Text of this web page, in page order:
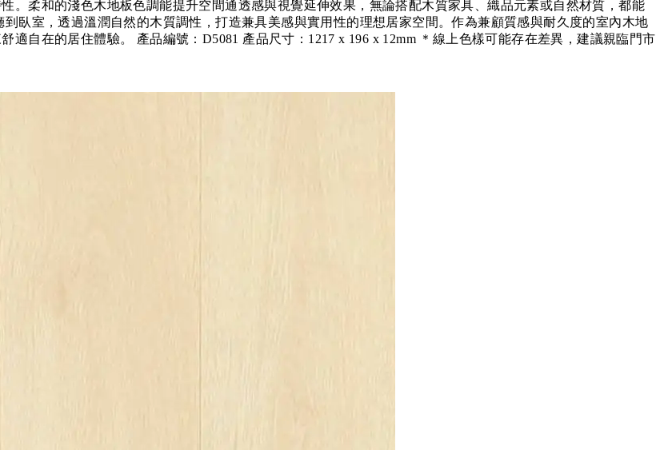
。柔和的淺色木地板色調能提升空間通透感與視覺延伸效果，無論搭配木質家具、織品元素或自然材質，都能
臥室，透過溫潤自然的木質調性，打造兼具美感與實用性的理想居家空間。作為兼顧質感與耐久度的室內木地
自在的居住體驗。 產品編號：D5081 產品尺寸：1217 x 196 x 12mm ＊線上色樣可能存在差異，建議親臨門市